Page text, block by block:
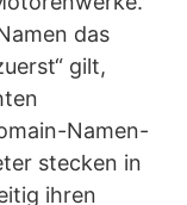
das
gilt,
Namen-
stecken in
ihren